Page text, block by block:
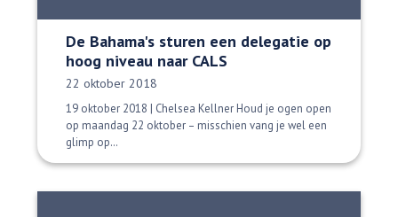
De Bahama's sturen een delegatie op
hoog niveau naar CALS
Datum gepubliceerd:
22 oktober 2018
19 oktober 2018 | Chelsea Kellner Houd je ogen open
op maandag 22 oktober – misschien vang je wel een
glimp op…